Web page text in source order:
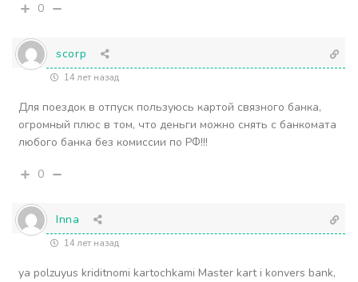
0
scorp
14 лет назад
Для поездок в отпуск пользуюсь картой связного банка,
огромный плюс в том, что деньги можно снять с банкомата
любого банка без комиссии по РФ!!!
0
Inna
14 лет назад
ya polzuyus kriditnomi kartochkami Master kart i konvers bank,